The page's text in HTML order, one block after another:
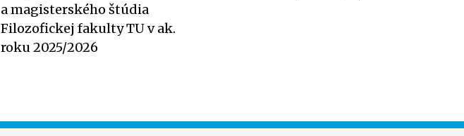
a magisterského štúdia
Filozofickej fakulty TU v ak.
roku 2025/2026